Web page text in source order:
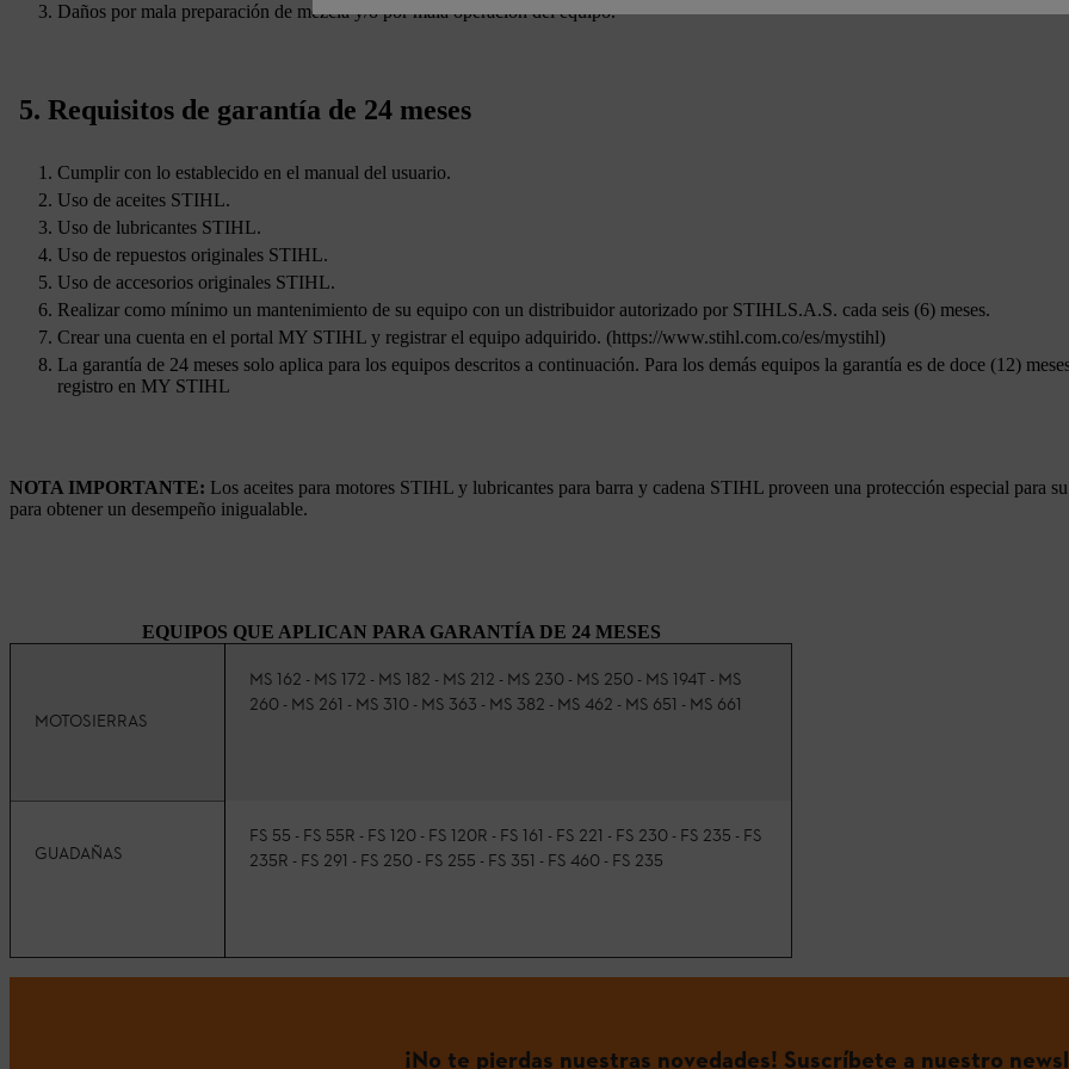
Daños por mala preparación de mezcla y/o por mala operación del equipo.
5. Requisitos de garantía de 24 meses
Cumplir con lo establecido en el manual del usuario.
Uso de aceites STIHL.
Uso de lubricantes STIHL.
Uso de repuestos originales STIHL.
Uso de accesorios originales STIHL.
Realizar como mínimo un mantenimiento de su equipo con un distribuidor autorizado por STIHLS.A.S. cada seis (6) meses.
Crear una cuenta en el portal MY STIHL y registrar el equipo adquirido. (https://www.stihl.com.co/es/mystihl)
La garantía de 24 meses solo aplica para los equipos descritos a continuación. Para los demás equipos la garantía es de doce (12)
registro en MY STIHL
NOTA IMPORTANTE: Los aceites para motores STIHL y lubricantes para barra y cadena STIHL proveen una protección especial para
para obtener un desempeño inigualable.
EQUIPOS QUE APLICAN PARA GARANTÍA DE 24 MESES
MOTOSIERRAS
MS 162 - MS 172 - MS 182 - MS 212 - MS 230 - MS 250 - MS 194T - MS
260 - MS 261 - MS 310 - MS 363 - MS 382 - MS 462 - MS 651 - MS 661
GUADAÑAS
FS 55 - FS 55R - FS 120 - FS 120R - FS 161 - FS 221 - FS 230 - FS 235 - FS
235R - FS 291 - FS 250 - FS 255 - FS 351 - FS 460 - FS 235
¡No te pierdas nuestras novedades! Suscríbete a nuestro